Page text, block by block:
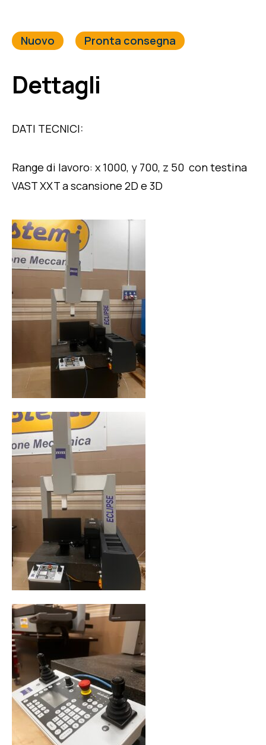
Nuovo Pronta consegna
Dettagli
DATI TECNICI:
Range di lavoro: x 1000, y 700, z 50 con testina
VAST XXT a scansione 2D e 3D